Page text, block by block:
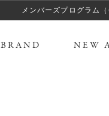
メンバーズプログラム
BRAND NEW